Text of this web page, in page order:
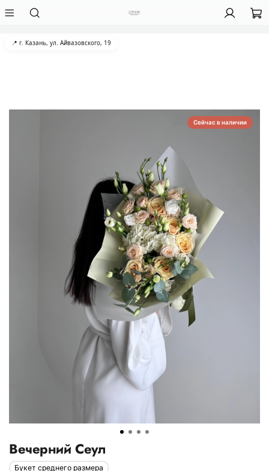
📍 г. Казань, ул. Айвазовского, 19
Сейчас в наличии
Вечерний Сеул
Букет среднего размера